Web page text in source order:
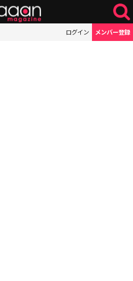
ログイン メンバー登録